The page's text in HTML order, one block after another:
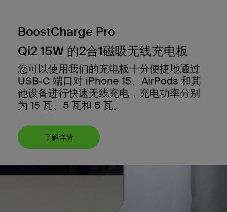
BoostCharge Pro
Qi2 15W 的2合1磁吸无线充电板
您可以使用我们的充电板十分便捷地通过
USB-C 端口对 iPhone 15、AirPods 和其
他设备进行快速无线充电，充电功率分别
为 15 瓦、5 瓦和 5 瓦。
了解详情